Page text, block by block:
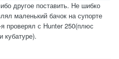
другое поставить. Не шибко
маленький бачок на супорте
проверял с Hunter 250(плюс
кубатуре).